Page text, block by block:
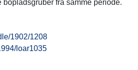
bopladsgruber fra samme periode.
1902/1208
loar1035